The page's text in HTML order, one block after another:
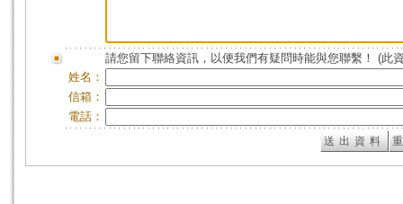
請您留下聯絡資訊，以便我們有疑問時能與您聯繫！ (此
姓名：
信箱：
電話：